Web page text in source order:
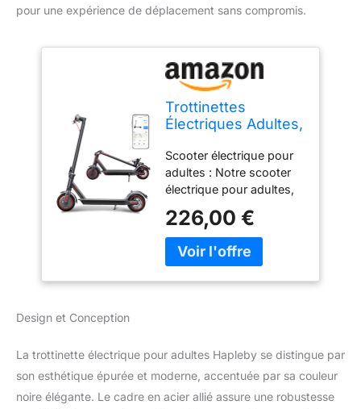
pour une expérience de déplacement sans compromis.
Trottinettes
Électriques Adultes,
Pouces, Moteur de
350 W, autonomie
de 20 à 30 Miles,
Scooter électrique
Pliable avec Double
système de
freinage et contrôle
Scooter électrique pour
adultes : Notre scooter
électrique pour adultes,
W et d'une batterie de 36
V/10,4 Ah, peut atteindre
une vitesse de 25 km/h
120 kg, ce scooter
électrique peut s'adapter
à tous les terrains et à
226,00 €
Design et Conception
La trottinette électrique pour adultes Hapleby se distingue par
son esthétique épurée et moderne, accentuée par sa couleur
noire élégante. Le cadre en acier allié assure une robustesse